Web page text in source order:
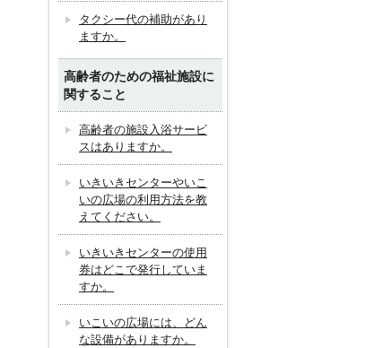
タクシー代の補助があり
ますか。
高齢者のための福祉施設に
関すること
高齢者の施設入浴サービ
スはありますか。
いきいきセンターやいこ
いの広場の利用方法を教
えてください。
いきいきセンターの使用
券はどこで発行していま
すか。
いこいの広場には、どん
な設備がありますか。